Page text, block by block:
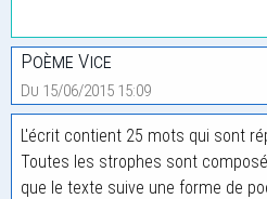
Poème Vice
Du 15/06/2015 15:09
L'écrit contient 25 mots qui sont
Toutes les strophes sont
que le texte suive une forme de